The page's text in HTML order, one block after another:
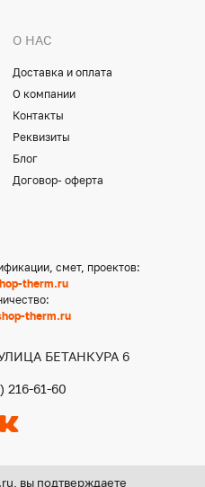
О НАС
Доставка и оплата
О компании
Контакты
Реквизиты
Блог
Договор- оферта
смет, проектов:
therm.ru
therm.ru
БЕТАНКУРА 6
216-61-60
вы подтверждаете